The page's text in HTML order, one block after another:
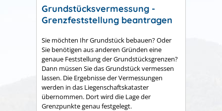
Grundstücksvermessung -
Grenzfeststellung beantragen
Sie möchten Ihr Grundstück bebauen? Oder
Sie benötigen aus anderen Gründen eine
genaue Feststellung der Grundstücksgrenzen?
Dann müssen Sie das Grundstück vermessen
lassen. Die Ergebnisse der Vermessungen
werden in das Liegenschaftskataster
übernommen. Dort wird die Lage der
Grenzpunkte genau festgelegt.